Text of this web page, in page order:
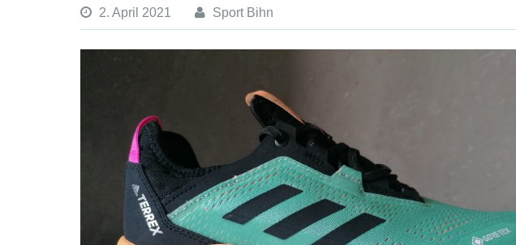
2. April 2021 Sport Bihn